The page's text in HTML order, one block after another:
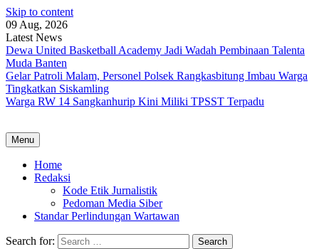
Skip to content
09 Aug, 2026
Latest News
Dewa United Basketball Academy Jadi Wadah Pembinaan Talenta
Muda Banten
Gelar Patroli Malam, Personel Polsek Rangkasbitung Imbau Warga
Tingkatkan Siskamling
Warga RW 14 Sangkanhurip Kini Miliki TPSST Terpadu
Menu
Home
Redaksi
Kode Etik Jurnalistik
Pedoman Media Siber
Standar Perlindungan Wartawan
Search for: